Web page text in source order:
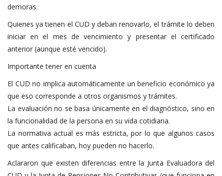
demoras.
Quienes ya tienen el CUD y deban renovarlo, el trámite lo deben
iniciar en el mes de vencimiento y presentar el certificado
anterior (aunque esté vencido).
Importante tener en cuenta
El CUD no implica automáticamente un beneficio económico ya
que eso corresponde a otros organismos y trámites.
La evaluación no se basa únicamente en el diagnóstico, sino en
la funcionalidad de la persona en su vida cotidiana.
La normativa actual es más estricta, por lo que algunos casos
que antes calificaban, hoy pueden no hacerlo.
Aclararon que existen diferencias entre la Junta Evaluadora del